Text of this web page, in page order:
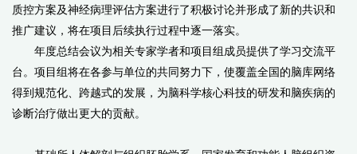
质控方案及神经病理评估方案进行了积极讨论并形成了新的共识和
推广建议，将在项目后续执行过程中逐一落实。
年度总结会议为相关专家学者和项目组成员提供了学习交流平
台。项目组将在各参与单位的共同努力下，使覆盖全国的脑库网络
得到规范化、跨越式的发展，为脑科学核心科技的研发和脑疾病的
诊断治疗做出更大的贡献。